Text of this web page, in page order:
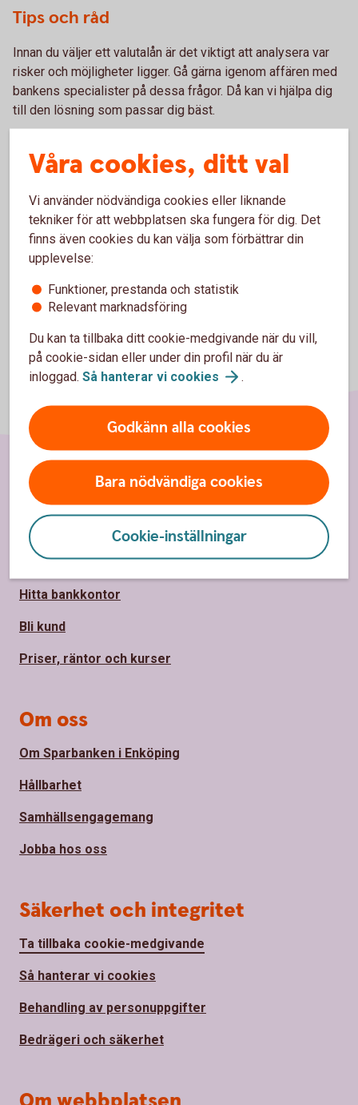
Tips och råd
Innan du väljer ett valutalån är det viktigt att analysera var
risker och möjligheter ligger. Gå gärna igenom affären med
bankens specialister på dessa frågor. Då kan vi hjälpa dig
till den lösning som passar dig bäst.
Skaffa valutalån
Våra cookies, ditt val
Vi använder nödvändiga cookies eller liknande
tekniker för att webbplatsen ska fungera för dig. Det
finns även cookies du kan välja som förbättrar din
upplevelse:
Funktioner, prestanda och statistik
Relevant marknadsföring
Du kan ta tillbaka ditt cookie-medgivande när du vill,
på cookie-sidan eller under din profil när du är
inloggad. Så hanterar vi cookies .
Godkänn alla cookies
Bara nödvändiga cookies
Cookie-inställningar
Sidfot
Hitta snabbt
Kundservice
Spärrhjälp 08-411 10 11
Hitta bankkontor
Bli kund
Priser, räntor och kurser
Om oss
Om Sparbanken i Enköping
Hållbarhet
Samhällsengagemang
Jobba hos oss
Säkerhet och integritet
Ta tillbaka cookie-medgivande
Så hanterar vi cookies
Behandling av personuppgifter
Bedrägeri och säkerhet